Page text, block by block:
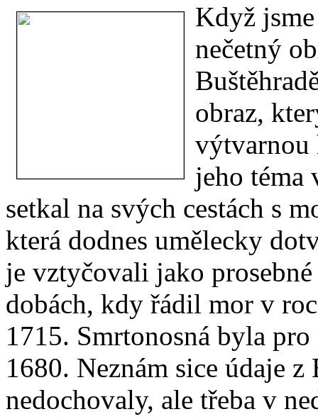
Když
nečetný
obraz,
výtvarnou
jeho téma
setkal na svých cestách s
která dodnes umělecky
je vztyčovali jako
dobách, kdy řádil mor v
1715. Smrtonosná byla
1680. Neznám sice údaje
nedochovaly, ale třeba v